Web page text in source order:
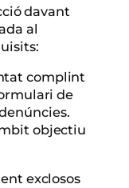
davant
al
complint
de
objectiu
exclosos